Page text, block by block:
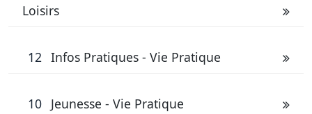
Loisirs
12 Infos Pratiques - Vie Pratique
10 Jeunesse - Vie Pratique